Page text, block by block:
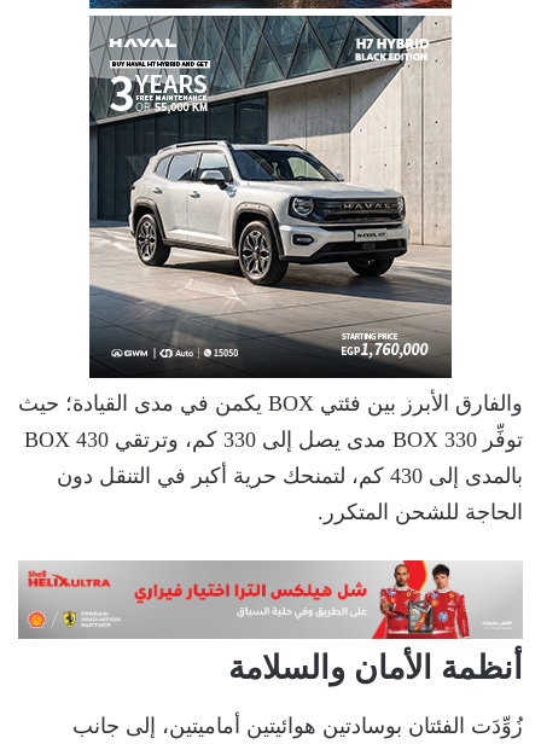
والفارق الأبرز بين فئتي BOX يكمن في مدى القيادة؛ حيث
توفِّر BOX 330 مدى يصل إلى 330 كم، وترتقي BOX 430
بالمدى إلى 430 كم، لتمنحك حرية أكبر في التنقل دون
الحاجة للشحن المتكرر.
أنظمة الأمان والسلامة
زُوِّدَت الفئتان بوسادتين هوائيتين أماميتين، إلى جانب